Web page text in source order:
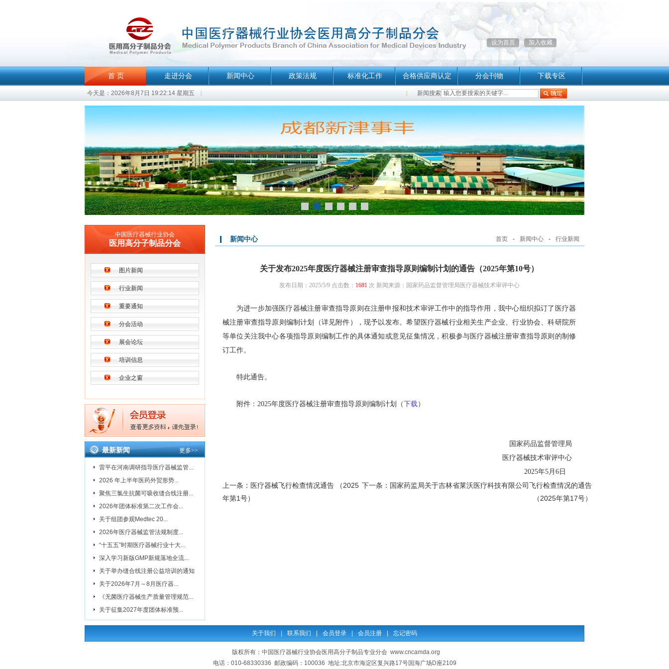
设为首页 加入收藏
首 页
今天是：2026年8月7日 19:22:14 星期五 新闻搜索
走进分会 新闻中心 政策法规 标准化工作 合格供应商认定 分会刊物 下载专区
中国医疗器械行业协会
医用高分子制品分会
图片新闻
行业新闻
重要通知
分会活动
展会论坛
培训信息
企业之窗
最新新闻 更多>>
雷平在河南调研指导医疗器械监管...
2026 年上半年医药外贸形势...
聚焦三氯生抗菌可吸收缝合线注册...
2026年团体标准第二次工作会...
关于组团参观Medtec 20...
2026年医疗器械监管法规制度...
“十五五”时期医疗器械行业十大...
深入学习新版GMP新规落地全流...
关于举办缝合线注册公益培训的通知
关于2026年7月～8月医疗器...
《无菌医疗器械生产质量管理规范...
关于征集2027年度团体标准预...
新闻中心 首页 - 新闻中心 - 行业新闻
关于发布2025年度医疗器械注册审查指导原则编制计划的通告（2025年第10号）
发布日期：2025/5/9 点击数： 1681次 新闻来源：国家药品监督管理局医疗器械技术审评中心
为进一步加强医疗器械注册审查指导原则在注册申报和技术审评工作中的指导作用，我中心组织拟订了医疗器
械注册审查指导原则编制计划（详见附件），现予以发布。希望医疗器械行业相关生产企业、行业协会、科研院所
等单位关注我中心各项指导原则编制工作的具体通知或意见征集情况，积极参与医疗器械注册审查指导原则的制修
订工作。
特此通告。
附件：2025年度医疗器械注册审查指导原则编制计划（下载）
国家药品监督管理局
医疗器械技术审评中心
2025年5月6日
上一条： 医疗器械飞行检查情况通告 （2025
年第1号）
下一条： 国家药监局关于吉林省莱沃医疗科技有限公司飞行检查情况的通告
（2025年第17号）
关于我们 联系我们 会员登录 会员注册 忘记密码
版权所有：中国医疗器械行业协会医用高分子制品专业分会 www.cncamda.org
电话：010-68330336 邮政编码：100036 地址:北京市海淀区复兴路17号国海广场D座2109